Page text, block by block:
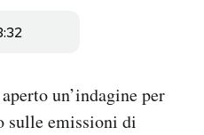
un’indagine per
sulle emissioni di